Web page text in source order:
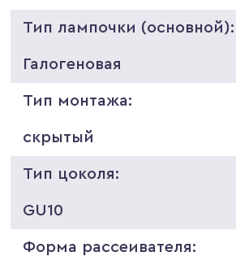
Тип лампочки (основной):
Галогеновая
Тип монтажа:
скрытый
Тип цоколя:
GU10
Форма рассеивателя: